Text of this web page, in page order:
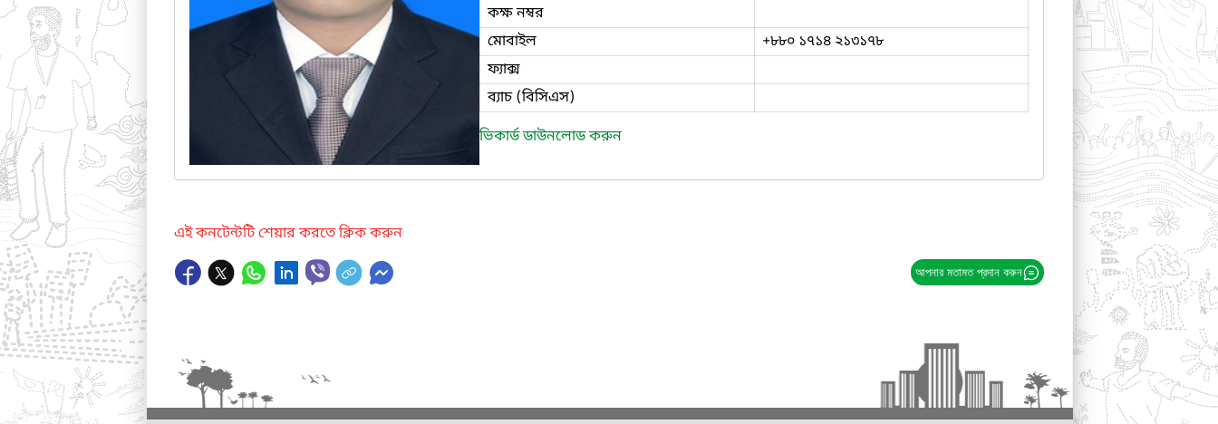
কক্ষ নম্বর
মোবাইল
+৮৮০ ১৭১৪ ২১৩১৭৮
ফ্যাক্স
ব্যাচ (বিসিএস)
ভিকার্ড ডাউনলোড করুন
এই কনটেন্টটি শেয়ার করতে ক্লিক করুন
আপনার মতামত প্রদান করুন